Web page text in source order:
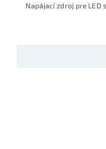
Napájací zdroj pre LED